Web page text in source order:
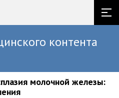
контента
молочной железы: